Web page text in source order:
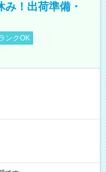
！出荷準備・
ンクOK